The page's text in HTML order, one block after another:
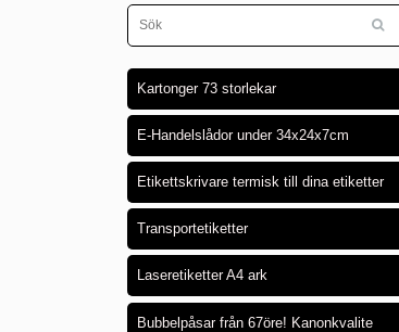
Kartonger 73 storlekar
E-Handelslådor under 34x24x7cm
Etikettskrivare termisk till dina etiketter
Transportetiketter
Laseretiketter A4 ark
Bubbelpåsar från 67öre! Kanonkvalite